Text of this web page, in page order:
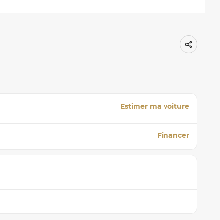
Estimer ma voiture
Financer